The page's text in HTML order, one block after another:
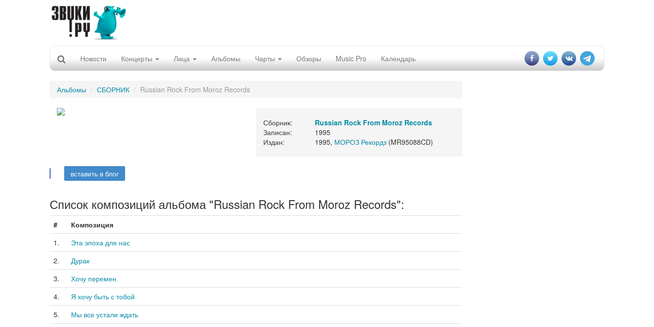
Новости Концерты Лица Альбомы Чарты Обзоры Music Pro Календарь
Альбомы СБОРНИК Russian Rock From Moroz Records
Сборник:
Russian Rock From Moroz Records
Записан:
1995
Издан:
1995, МОРОЗ Рекордз(MR95088CD)
вставить в блог
Список композиций альбома "Russian Rock From Moroz Records":
#
Композиция
1.
Эта эпоха для нас
2.
Дурак
3.
Хочу перемен
4.
Я хочу быть с тобой
5.
Мы все устали ждать